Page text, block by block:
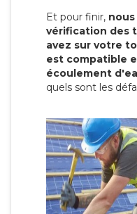
Et pour finir,
vérification des
avez sur votre
est compatible
écoulement
quels sont les